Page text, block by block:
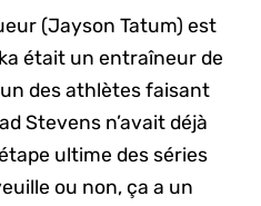
(Jayson Tatum) est
était un entraîneur de
des athlètes faisant
Stevens n’avait déjà
ultime des séries
ou non, ça a un